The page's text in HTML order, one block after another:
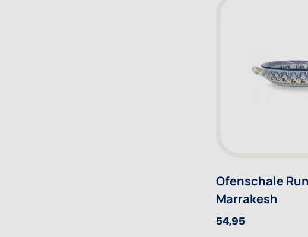
Ofenschale
Marrakesh
54,95